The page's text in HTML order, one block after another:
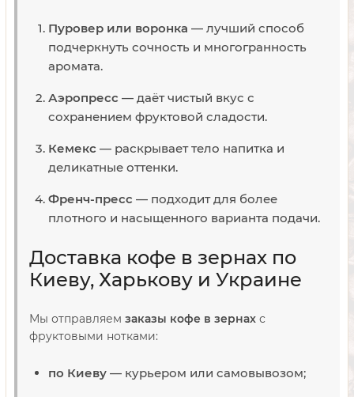
Пуровер или воронка — лучший способ
подчеркнуть сочность и многогранность
аромата.
Аэропресс — даёт чистый вкус с
сохранением фруктовой сладости.
Кемекс — раскрывает тело напитка и
деликатные оттенки.
Френч-пресс — подходит для более
плотного и насыщенного варианта подачи.
Доставка кофе в зернах по
Киеву, Харькову и Украине
Мы отправляем заказы кофе в зернах с
фруктовыми нотками:
по Киеву — курьером или самовывозом;